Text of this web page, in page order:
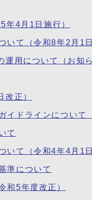
年4月1日施行）
いて（令和8年2月1日
用について（お知ら
改正）
イドラインについて
て
いて（令和4年4月1
準について
和5年度改正）